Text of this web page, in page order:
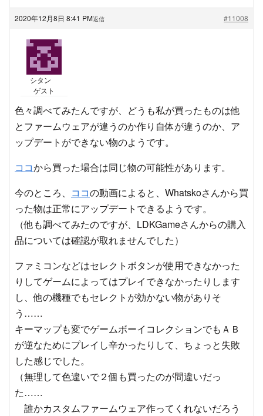
2020年12月8日 8:41 PM #11008
返信
シタン
ゲスト
色々調べてみたんですが、どうも私が買ったものは他
とファームウェアが違うのか作り自体が違うのか、ア
ップデートができない物のようです。
ココから買った場合は同じ物の可能性があります。
今のところ、 ココの動画によると、Whatskoさんから買
った物は正常にアップデートできるようです。
（他も調べてみたのですが、LDKGameさんからの購入
品については確認が取れませんでした）
ファミコンなどはセレクトボタンが使用できなかった
りしてゲームによってはプレイできなかったりします
し、他の機種でもセレクトが効かない物がありそ
う……
キーマップも変でゲームボーイコレクションでもＡＢ
が逆なためにプレイし辛かったりして、ちょっと失敗
した感じでした。
（無理して色違いで２個も買ったのが間違いだっ
た……
誰かカスタムファームウェア作ってくれないだろう